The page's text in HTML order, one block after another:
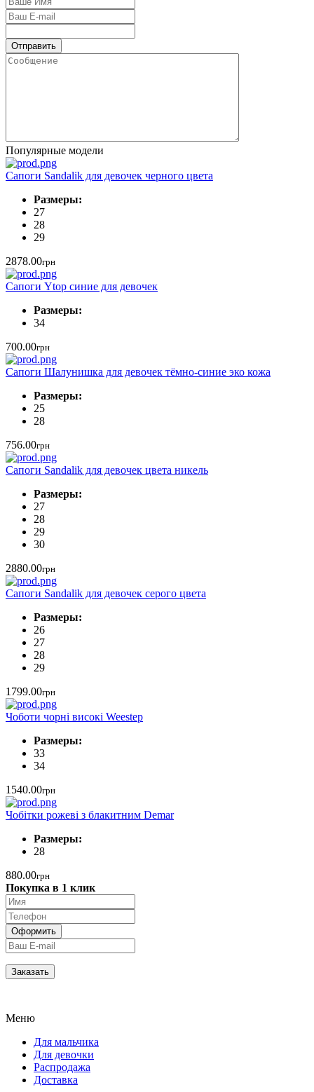
Популярные модели
Сапоги Sandalik для девочек черного цвета
Размеры:
27
28
29
2878.00грн
Сапоги Ytop синие для девочек
Размеры:
34
700.00грн
Сапоги Шалунишка для девочек тёмно-синие эко кожа
Размеры:
25
28
756.00грн
Сапоги Sandalik для девочек цвета никель
Размеры:
27
28
29
30
2880.00грн
Сапоги Sandalik для девочек серого цвета
Размеры:
26
27
28
29
1799.00грн
Чоботи чорні високі Weestep
Размеры:
33
34
1540.00грн
Чобітки рожеві з блакитним Demar
Размеры:
28
880.00грн
Покупка в 1 клик
Меню
Для мальчика
Для девочки
Распродажа
Доставка